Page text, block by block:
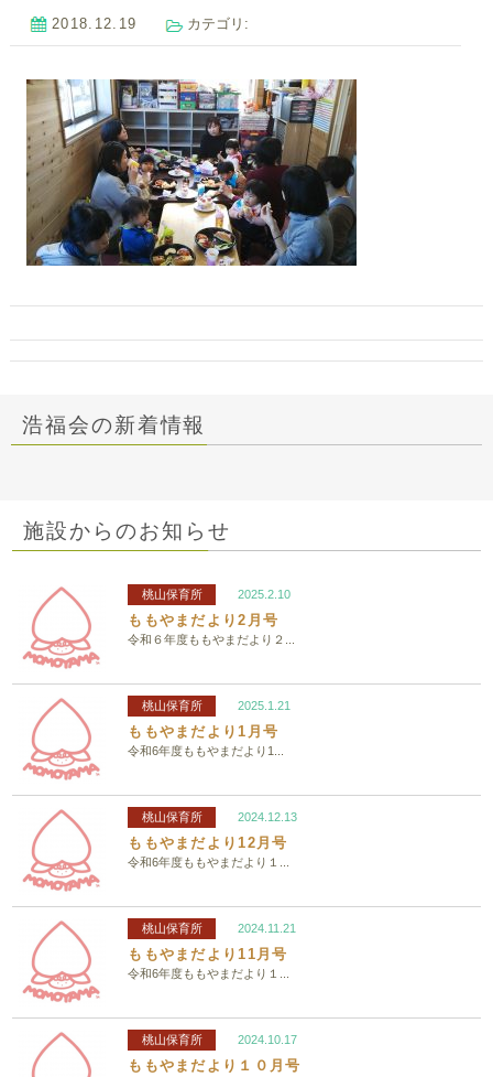
2018.12.19 カテゴリ:
浩福会の新着情報
施設からのお知らせ
桃山保育所 2025.2.10
ももやまだより2月号
令和６年度ももやまだより２...
桃山保育所 2025.1.21
ももやまだより1月号
令和6年度ももやまだより1...
桃山保育所 2024.12.13
ももやまだより12月号
令和6年度ももやまだより１...
桃山保育所 2024.11.21
ももやまだより11月号
令和6年度ももやまだより１...
桃山保育所 2024.10.17
ももやまだより１０月号